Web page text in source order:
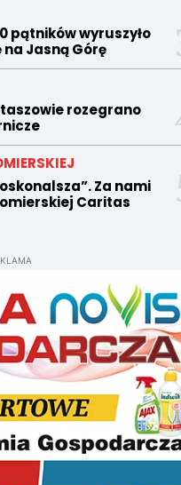
pątników wyruszyło
na Jasną Górę
rozegrano
Za nami
Caritas